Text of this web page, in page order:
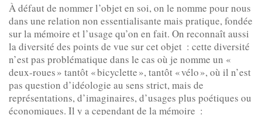
À défaut de nommer l’objet en soi, on le nomme pour nous
dans une relation non essentialisante mais pratique, fondée
sur la mémoire et l’usage qu’on en fait. On reconnaît aussi
la diversité des points de vue sur cet objet : cette diversité
n’est pas problématique dans le cas où je nomme un «
deux-roues » tantôt « bicyclette », tantôt « vélo », où il n’est
pas question d’idéologie au sens strict, mais de
représentations, d’imaginaires, d’usages plus poétiques ou
économiques. Il y a cependant de la mémoire :